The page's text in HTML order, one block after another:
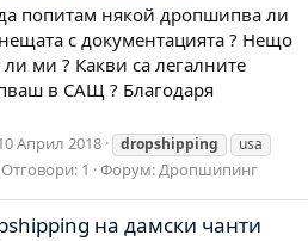
попитам някой дропшипва ли
с документацията ? Нещо
ми ? Какви са легалните
в САЩ ? Благодаря
Април 2018 dropshipping
usa
Отговори: 1 Форум: Дропшипинг
на дамски чанти